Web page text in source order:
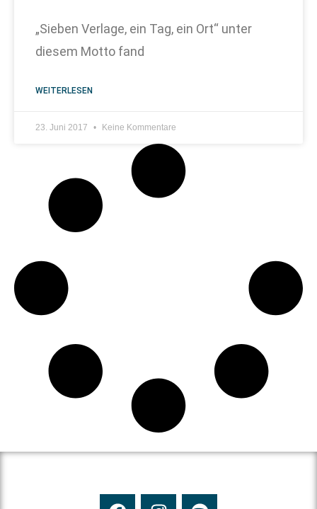
„Sieben Verlage, ein Tag, ein Ort“ unter
diesem Motto fand
WEITERLESEN
23. Juni 2017 Keine Kommentare